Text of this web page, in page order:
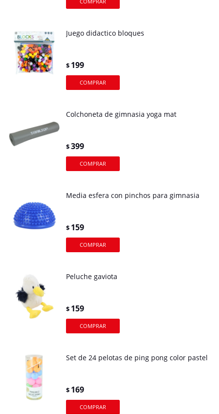
Juego didactico bloques
$ 199
Colchoneta de gimnasia yoga mat
$399
Media esfera con pinchos para gimnasia
$ 159
Peluche gaviota
$ 159
Set de 24 pelotas de ping pong color pastel
$ 169